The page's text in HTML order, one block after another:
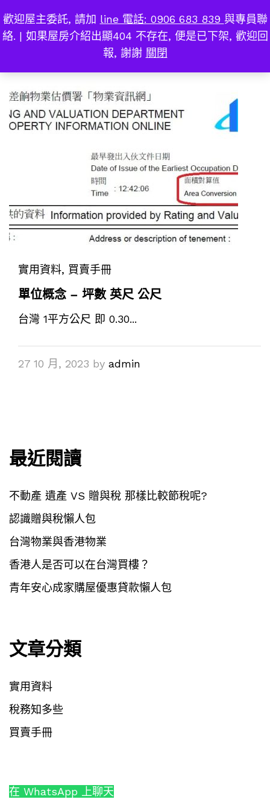
歡迎屋主委託, 請加 line 電話: 0906 683 839 與專員聯
絡. | 如果屋房介紹出顯404 不存在, 便是已下架, 歡迎回
報, 謝謝 關閉
有用資料 0
實用資料, 買賣手冊
單位概念 – 坪數 英尺 公尺
台灣 1平方公尺 即 0.30...
27 10 月, 2023 by admin
最近閱讀
不動產 遺產 VS 贈與稅 那樣比較節稅呢?
認識贈與稅懶人包
台灣物業與香港物業
香港人是否可以在台灣買樓？
青年安心成家購屋優惠貸款懶人包
文章分類
實用資料
稅務知多些
買賣手冊
在 WhatsApp 上聊天